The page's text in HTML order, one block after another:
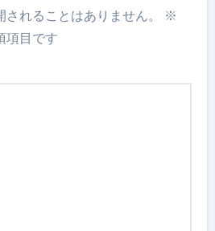
れることはありません。
※
項目です